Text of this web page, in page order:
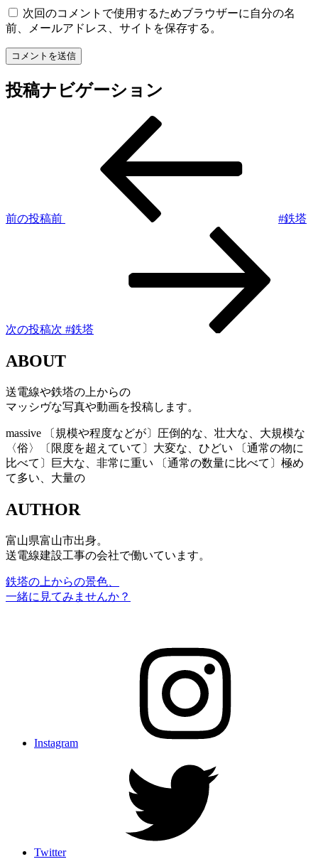
次回のコメントで使用するためブラウザーに自分の名
前、メールアドレス、サイトを保存する。
投稿ナビゲーション
前の投稿前 #鉄塔
次の投稿次 #鉄塔
ABOUT
送電線や鉄塔の上からの
マッシヴな写真や動画を投稿します。
massive 〔規模や程度などが〕圧倒的な、壮大な、大規模な
〈俗〉〔限度を超えていて〕大変な、ひどい 〔通常の物に
比べて〕巨大な、非常に重い 〔通常の数量に比べて〕極め
て多い、大量の
AUTHOR
富山県富山市出身。
送電線建設工事の会社で働いています。
鉄塔の上からの景色、
一緒に見てみませんか？
Instagram
Twitter